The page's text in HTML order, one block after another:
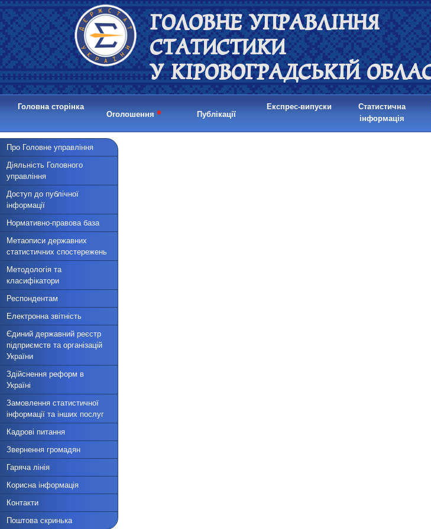
ГОЛОВНЕ УПРАВЛІННЯ
СТАТИСТИКИ
У КІРОВОГРАДСЬКІЙ
Головна сторінка
Оголошення • Публікації
Експрес-випуски
Статистична
інформація
Про Головне управління
Діяльність Головного
управління
Доступ до публічної
інформації
Нормативно-правова база
Метаописи державних
статистичних спостережень
Методологія та
класифікатори
Респондентам
Електронна звітність
Єдиний державний реєстр
підприємств та організацій
України
Здійснення реформ в
Україні
Замовлення статистичної
інформації та інших послуг
Кадрові питання
Звернення громадян
Гаряча лінія
Корисна інформація
Контакти
Поштова скринька